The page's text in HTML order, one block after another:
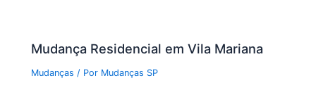
Mudança Residencial em Vila Mariana
Mudanças / Por Mudanças SP